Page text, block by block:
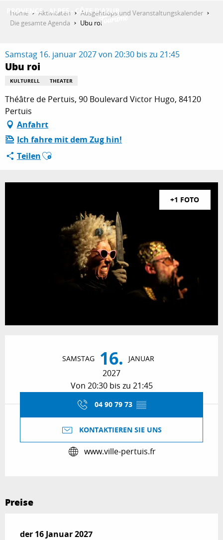
contenu
AKTIVITÄTEN
AUFENTHALT
ESPACE PRO
Home Aktivitäten
Ausgehtipps und Veranstaltungskalender
Die gesamte Agenda
Ubu roi
Samstag 16. januar 2027 von 20:30 bis zu 21:45
Ubu roi
KULTURELL THEATER
Théâtre de Pertuis, 90 Boulevard Victor Hugo, 84120
Pertuis
Anfahrt
Ich fahre mit dem Zug hin!
TeilenAjouter aux favoris
+1 FOTO
SAMSTAG 16. JANUAR
2027
Von 20:30 bis zu 21:45
04 90 79 73 ▒▒
KONTAKTIEREN SIE UNS
www.ville-pertuis.fr
Preise
der 16 Januar 2027
der 16 Januar 2027